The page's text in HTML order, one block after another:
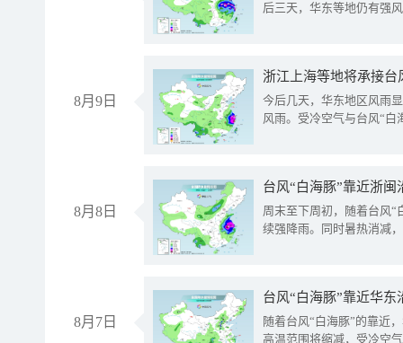
后三天，华东等地仍有强
8月9日
浙江上海等地将承接台
今后几天，华东地区风雨
风雨。受冷空气与台风“白
8月8日
台风“白海豚”靠近浙
周末至下周初，随着台风“
续强降雨。同时暑热消减
8月7日
台风“白海豚”靠近华
随着台风“白海豚”的靠近
高温范围将缩减，受冷空